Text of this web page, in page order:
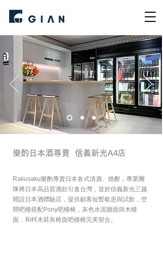
樂酌日本酒專賣 信義新光A4店
Rakusaku樂酌專賣日本各式清酒、燒酎，專業團
隊將日本高品質酒款引進台灣，並於信義新光三越
開設日本酒體驗店，提供顧客短暫歇息與試飲，空
間吧檯搭配Pony吧檯椅，灰色水泥牆面與木檯
面，和梣木菸灰椅面吧檯椅完美契合。